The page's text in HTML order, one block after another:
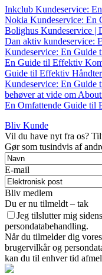
Inkclub Kundeservice:
Nokia Kundeservice: En
Bolighus Kundeservice |
Dan aktiv kundeservice:
Kundeservice: En Guide
En Guide til Effektiv
Guide til Effektiv
Kundeservice: En Guide
behøver at vide om
En Omfattende Guide til
Bliv Kunde
Vil du have nyt fra os?
Gør som tusindvis af
E-mail
Bliv medlem
Du er nu tilmeldt – tak
Jeg tilslutter mig
persondatabehandling.
Når du tilmelder dig
brugervilkår og
kan du til enhver tid